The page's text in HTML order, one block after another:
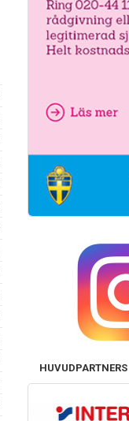
HUVUDPARTNERS